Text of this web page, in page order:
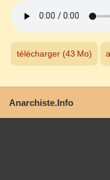
télécharger (43 Mo)
Anarchiste.Info